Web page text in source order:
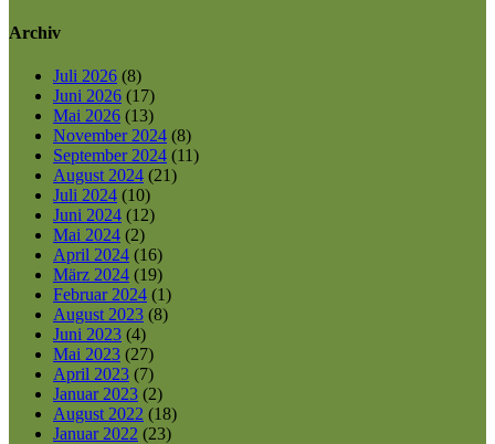
Archiv
Juli 2026 (8)
Juni 2026 (17)
Mai 2026 (13)
November 2024 (8)
September 2024 (11)
August 2024 (21)
Juli 2024 (10)
Juni 2024 (12)
Mai 2024 (2)
April 2024 (16)
März 2024 (19)
Februar 2024 (1)
August 2023 (8)
Juni 2023 (4)
Mai 2023 (27)
April 2023 (7)
Januar 2023 (2)
August 2022 (18)
Januar 2022 (23)